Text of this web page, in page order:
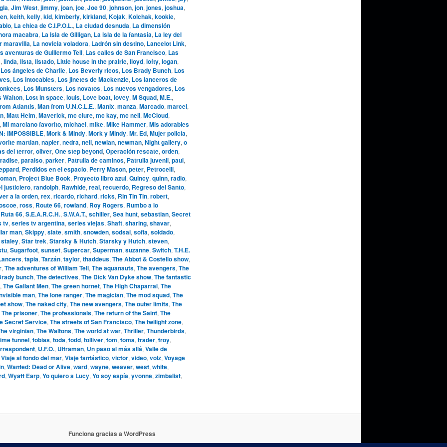
, Jim West, jimmy, joan, joe, Joe 90, johnson, jon, jones, joshua,
, keith, kelly, kid, kimberly, kirkland, Kojak, Kolchak, kookie,
, La chica de C.I.P.O.L., La ciudad desnuda, La dimensión
macabra, La isla de Gilligan, La isla de la fantasía, La ley del
maravilla, La novicia voladora, Ladrón sin destino, Lancelot Link,
aventuras de Guillermo Tell, Las calles de San Francisco, Las
, linda, lista, listado, Little house in the prairie, lloyd, lofty, logan,
Los ángeles de Charlie, Los Beverly ricos, Los Brady Bunch, Los
, Los intocables, Los jinetes de Mackenzie, Los lanceros de
, Los Munsters, Los novatos, Los nuevos vengadores, Los
Walton, Lost in space, louis, Love boat, lovey, M Squad, M.E.,
Atlantis, Man from U.N.C.L.E., Manix, manza, Marcado, marcel,
, Matt Helm, Maverick, mc clure, mc kay, mc neil, McCloud,
, Mi marciano favorito, michael, mike, Mike Hammer, Mis adorables
IMPOSSIBLE, Mork & Mindy, Mork y Mindy, Mr. Ed, Mujer policía,
martian, napier, nedra, neil, newlan, newman, Night gallery, o
del terror, oliver, One step beyond, Operación rescate, orden,
, paraiso, parker, Patrulla de caminos, Patrulla juvenil, paul,
, Perdidos en el espacio, Perry Mason, peter, Petrocelli,
, Project Blue Book, Proyecto libro azul, Quincy, quinn, radio,
justiciero, randolph, Rawhide, real, recuerdo, Regreso del Santo,
a la orden, rex, ricardo, richard, ricks, Rin Tin Tin, robert,
, ross, Route 66, rowland, Roy Rogers, Rumbo a lo
Ruta 66, S.E.A.R.C.H., S.W.A.T., schiller, Sea hunt, sebastian, Secret
tv, series tv argentina, series viejas, Shaft, sharing, shavar,
man, Skippy, slate, smith, snowden, sodsai, sofia, soldado,
staley, Star trek, Starsky & Hutch, Starsky y Hutch, steven,
, Sugarfoot, sunset, Supercar, Superman, suzanne, Switch, T.H.E.
, tapia, Tarzán, taylor, thaddeus, The Abbot & Costello show,
, The adventures of William Tell, The aquanauts, The avengers, The
bunch, The detectives, The Dick Van Dyke show, The fantastic
, The Gallant Men, The green hornet, The High Chaparral, The
man, The lone ranger, The magician, The mod squad, The
show, The naked city, The new avengers, The outer limits, The
The prisoner, The professionals, The return of the Saint, The
Secret Service, The streets of San Francisco, The twilight zone,
virginian, The Waltons, The world at war, Thriller, Thunderbirds,
tunnel, tobias, toda, todd, tolliver, tom, toma, trader, troy,
, U.F.O., Ultraman, Un paso al más allá, Valle de
Viaje al fondo del mar, Viaje fantástico, victor, video, volz, Voyage
, Wanted: Dead or Alive, ward, wayne, weaver, west, white,
, Wyatt Earp, Yo quiero a Lucy, Yo soy espía, yvonne, zimbalist,
Funciona gracias a WordPress